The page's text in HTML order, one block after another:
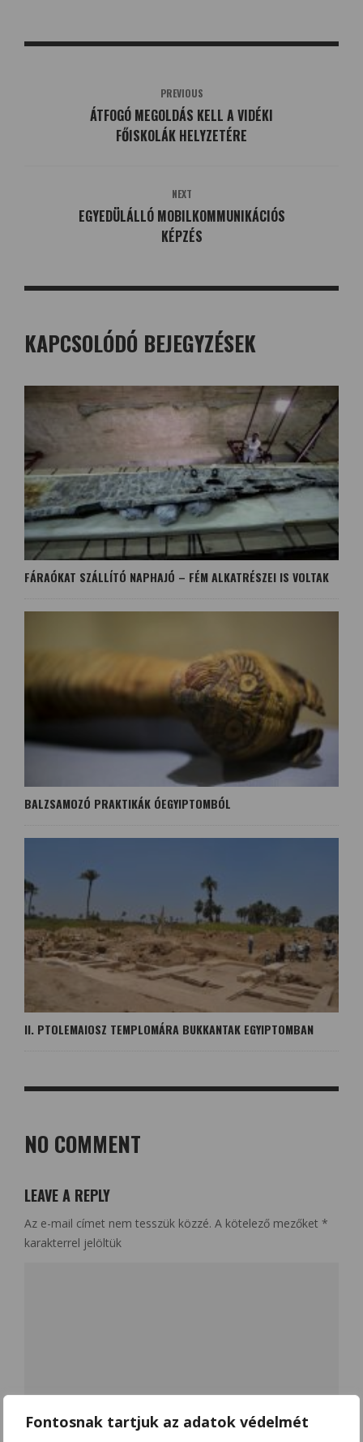
Fontosnak tartjuk az adatok védelmét
PREVIOUS
ÁTFOGÓ MEGOLDÁS KELL A VIDÉKI
FŐISKOLÁK HELYZETÉRE
NEXT
EGYEDÜLÁLLÓ MOBILKOMMUNIKÁCIÓS
KÉPZÉS
KAPCSOLÓDÓ BEJEGYZÉSEK
FÁRAÓKAT SZÁLLÍTÓ NAPHAJÓ – FÉM ALKATRÉSZEI IS VOLTAK
BALZSAMOZÓ PRAKTIKÁK ÓEGYIPTOMBÓL
II. PTOLEMAIOSZ TEMPLOMÁRA BUKKANTAK EGYIPTOMBAN
NO COMMENT
LEAVE A REPLY
Az e-mail címet nem tesszük közzé. A kötelező mezőket *
karakterrel jelöltük